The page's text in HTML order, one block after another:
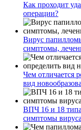
Как проходит
операции?
Вирус
симптомы,
Чем отличается
вид
ВПЧ 16 и 18
симптомы вируса